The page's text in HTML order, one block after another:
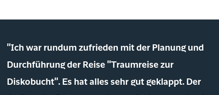
"Ich war rundum zufrieden mit der Planung und
Durchführung der Reise "Traumreise zur
Diskobucht". Es hat alles sehr gut geklappt. Der